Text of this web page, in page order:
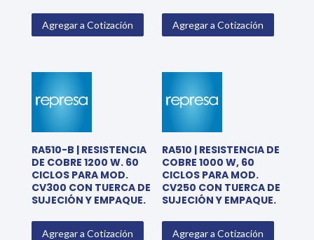
Agregar a Cotización Agregar a Cotización
RA510-B | RESISTENCIA
DE COBRE 1200 W. 60
CICLOS PARA MOD.
CV300 CON TUERCA DE
SUJECIÓN Y EMPAQUE.
Agregar a Cotización
RA510 | RESISTENCIA DE
COBRE 1000 W, 60
CICLOS PARA MOD.
CV250 CON TUERCA DE
SUJECIÓN Y EMPAQUE.
Agregar a Cotización